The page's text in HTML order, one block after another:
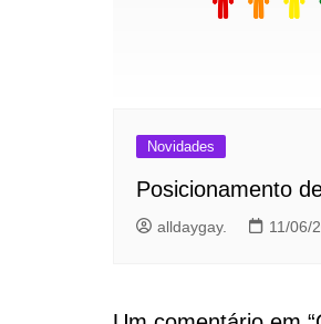
Novidades
Posicionamento
alldaygay. 11/06/